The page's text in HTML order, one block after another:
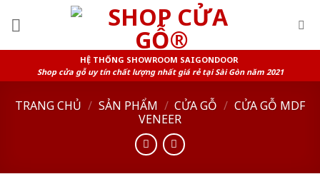
HỆ THỐNG SHOWROOM SAIGONDOOR
Shop cửa gỗ uy tín chất lượng nhất giá rẻ tại Sài Gòn năm 2021
TRANG CHỦ / SẢN PHẨM / CỬA GỖ / CỬA GỖ MDF
VENEER